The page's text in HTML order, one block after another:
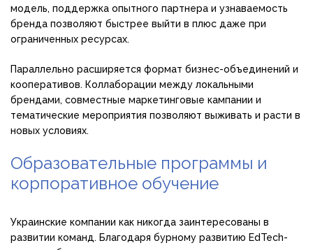
модель, поддержка опытного партнера и узнаваемость
бренда позволяют быстрее выйти в плюс даже при
ограниченных ресурсах.
Параллельно расширяется формат бизнес-объединений и
кооперативов. Коллаборации между локальными
брендами, совместные маркетинговые кампании и
тематические мероприятия позволяют выживать и расти в
новых условиях.
Образовательные программы и
корпоративное обучение
Украинские компании как никогда заинтересованы в
развитии команд. Благодаря бурному развитию EdTech-